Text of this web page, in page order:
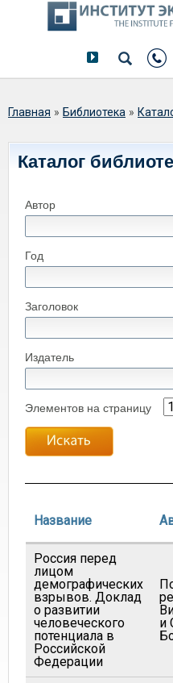
Вы здесь
Главная » Библиотека »
Каталог
Автор
Год
Заголовок
Издатель
Элементов на страницу
Название
Россия перед
лицом
демографических
взрывов. Доклад
о развитии
человеческого
потенциала в
Российской
Федерации
и